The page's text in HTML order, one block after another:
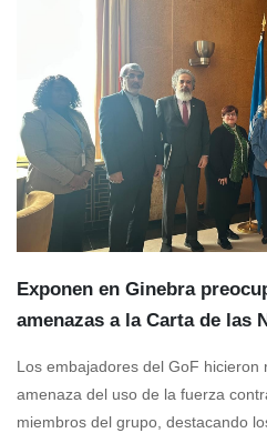
Exponen en Ginebra
amenazas a la Carta de las
Los embajadores del GoF hicieron
amenaza del uso de la fuerza
miembros del grupo, destacando